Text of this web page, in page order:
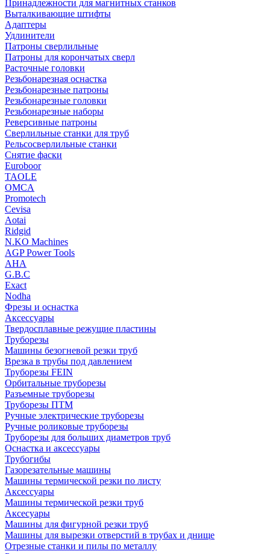
Принадлежности для магнитных станков
Выталкивающие штифты
Адаптеры
Удлинители
Патроны сверлильные
Патроны для корончатых сверл
Расточные головки
Резьбонарезная оснастка
Резьбонарезные патроны
Резьбонарезные головки
Резьбонарезные наборы
Реверсивные патроны
Сверлильные станки для труб
Рельсосверлильные станки
Снятие фаски
Euroboor
TAOLE
OMCA
Promotech
Cevisa
Aotai
Ridgid
N.KO Machines
AGP Power Tools
AHA
G.B.C
Exact
Nodha
Фрезы и оснастка
Аксессуары
Твердосплавные режущие пластины
Труборезы
Машины безогневой резки труб
Врезка в трубы под давлением
Труборезы FEIN
Орбитальные труборезы
Разъемные труборезы
Труборезы ПТМ
Ручные электрические труборезы
Ручные роликовые труборезы
Труборезы для больших диаметров труб
Оснастка и аксессуары
Трубогибы
Газорезательные машины
Машины термической резки по листу
Аксессуары
Машины термической резки труб
Аксесуары
Машины для фигурной резки труб
Машины для вырезки отверстий в трубах и днище
Отрезные станки и пилы по металлу